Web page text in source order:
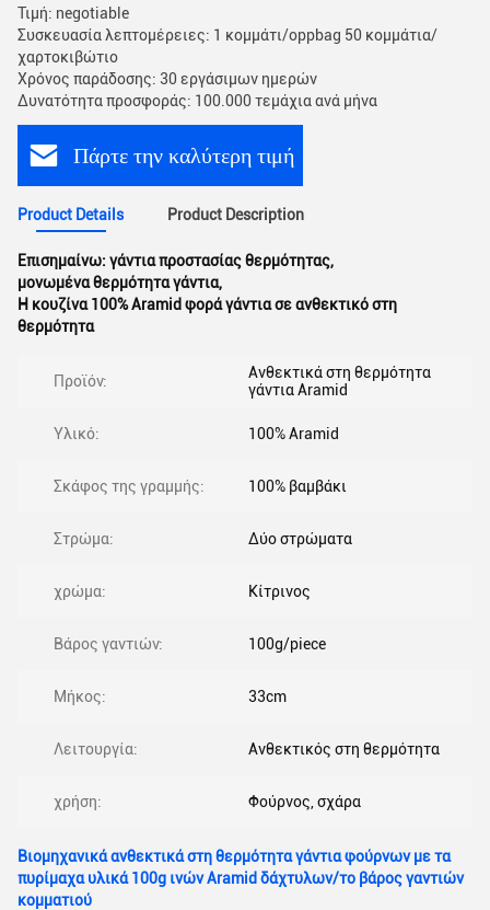
Τιμή: negotiable
Συσκευασία λεπτομέρειες: 1 κομμάτι/oppbag 50 κομμάτια/
χαρτοκιβώτιο
Χρόνος παράδοσης: 30 εργάσιμων ημερών
Δυνατότητα προσφοράς: 100.000 τεμάχια ανά μήνα
Πάρτε την καλύτερη τιμή
Product Details Product Description
Επισημαίνω: γάντια προστασίας θερμότητας,
μονωμένα θερμότητα γάντια,
Η κουζίνα 100% Aramid φορά γάντια σε ανθεκτικό στη
θερμότητα
Προϊόν:
Ανθεκτικά στη θερμότητα
γάντια Aramid
Υλικό: 100% Aramid
Σκάφος της γραμμής: 100% βαμβάκι
Στρώμα: Δύο στρώματα
χρώμα: Κίτρινος
Βάρος γαντιών: 100g/piece
Μήκος: 33cm
Λειτουργία: Ανθεκτικός στη θερμότητα
χρήση: Φούρνος, σχάρα
Βιομηχανικά ανθεκτικά στη θερμότητα γάντια φούρνων με τα
πυρίμαχα υλικά 100g ινών Aramid δάχτυλων/το βάρος γαντιών
κομματιού